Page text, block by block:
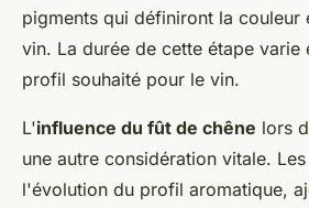
pigments qui définiront la couleur
vin. La durée de cette étape varie
profil souhaité pour le vin.
L'influence du fût de chêne lors
une autre considération vitale.
l'évolution du profil aromatique,